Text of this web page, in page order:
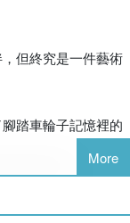
但終究是一件藝術
踏車輪子記憶裡的
跳，為自己所追求
More